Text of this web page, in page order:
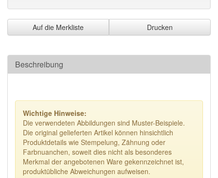
Auf die Merkliste Drucken
Beschreibung
Wichtige Hinweise:
Die verwendeten Abbildungen sind Muster-Beispiele.
Die original gelieferten Artikel können hinsichtlich
Produktdetails wie Stempelung, Zähnung oder
Farbnuanchen, soweit dies nicht als besonderes
Merkmal der angebotenen Ware gekennzeichnet ist,
produktübliche Abweichungen aufweisen.